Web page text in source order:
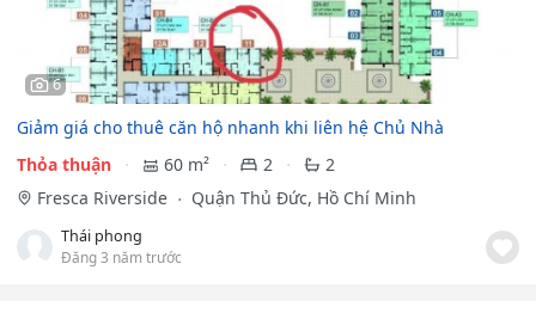
6
Giảm giá cho thuê căn hộ nhanh khi liên hệ Chủ Nhà
Thỏa thuận
60 m² 2
2
Fresca Riverside
Quận Thủ Đức, Hồ Chí Minh
Thái phong
Đăng 3 năm trước